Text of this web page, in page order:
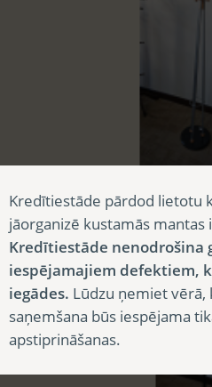
9,08
Kredītiestāde pārdod lietotu
jāorganizē kustamās
Kredītiestāde
iespējamajiem defektiem,
iegādes. Lūdzu ņemiet vērā,
saņemšana būs iespējama
apstiprināšanas.